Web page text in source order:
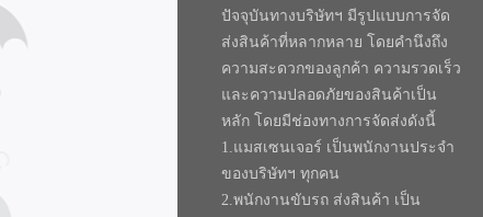
ปัจจุบันทางบริษัทฯ มีรูปแบบการจัด
ส่งสินค้าที่หลากหลาย โดยคำนึงถึง
ความสะดวกของลูกค้า ความรวดเร็ว
และความปลอดภัยของสินค้าเป็น
หลัก โดยมีช่องทางการจัดส่งดังนี้
1.แมสเซนเจอร์ เป็นพนักงานประจำ
ของบริษัทฯ ทุกคน
2.พนักงานขับรถ ส่งสินค้า เป็น